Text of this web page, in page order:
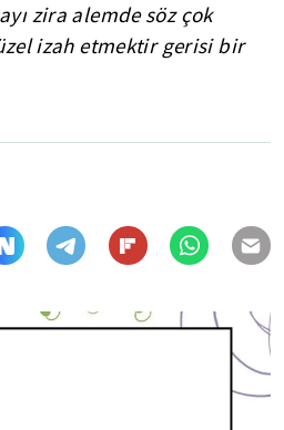
zira alemde söz çok
izah etmektir gerisi bir